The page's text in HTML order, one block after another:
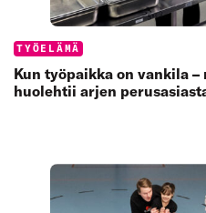
Categories:
TYÖELÄMÄ
Kun työpaikka on vankila
huolehtii arjen